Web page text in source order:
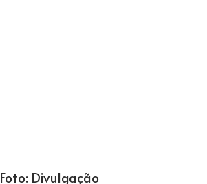
Foto: Divulgação